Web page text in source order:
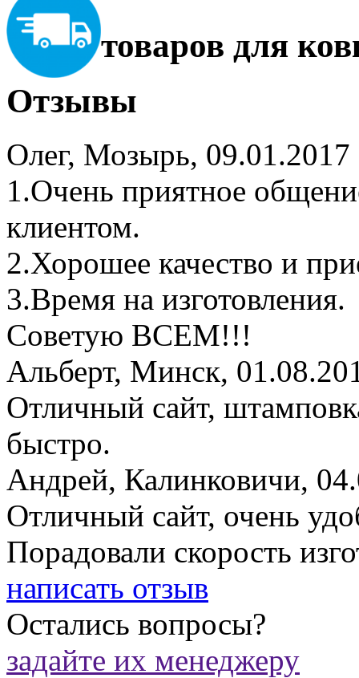
товаров для
Отзывы
Олег, Мозырь,
1.Очень приятное
клиентом.
2.Хорошее качество и
3.Время на изготовления.
Советую ВСЕМ!!!
Альберт, Минск,
Отличный сайт,
быстро.
Андрей, Калинковичи,
Отличный сайт, очень
Порадовали скорость
написать отзыв
Остались вопросы?
задайте их менеджеру